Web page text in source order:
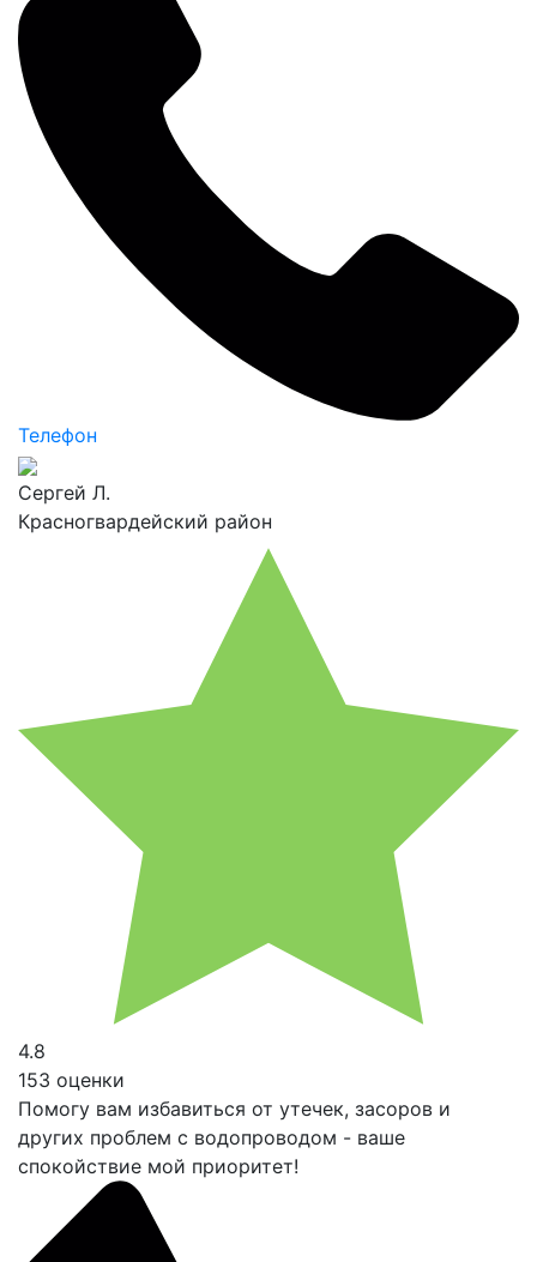
Телефон
Сергей Л.
Красногвардейский район
4.8
153 оценки
Помогу вам избавиться от утечек, засоров и
других проблем с водопроводом - ваше
спокойствие мой приоритет!